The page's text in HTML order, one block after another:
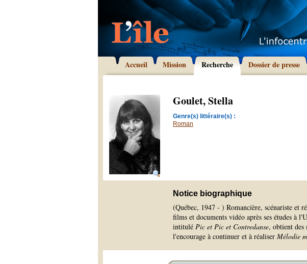
Accueil Mission Recherche Dossier de presse
Goulet, Stella
Genre(s) littéraire(s) :
Roman
Notice biographique
(Québec, 1947 - ) Romancière, scénariste et
films et documents vidéo après ses études à
intitulé Pic et Pic et Contredanse, obtient des
l'encourage à continuer et à réaliser Mélodie